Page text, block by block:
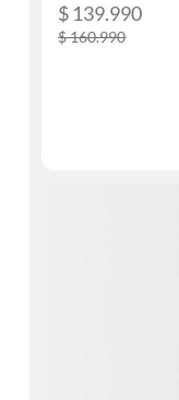
$ 139.990
$ 160.990